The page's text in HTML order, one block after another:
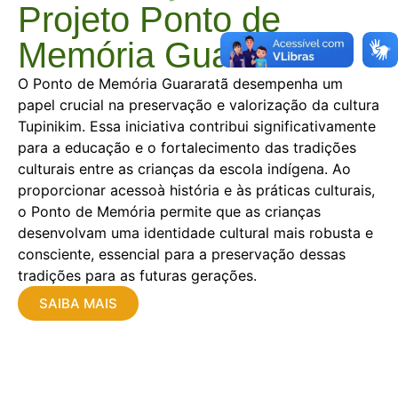
Projeto Ponto de
Memória Guararatã
O Ponto de Memória Guararatã desempenha um
papel crucial na preservação e valorização da cultura
Tupinikim. Essa iniciativa contribui significativamente
para a educação e o fortalecimento das tradições
culturais entre as crianças da escola indígena. Ao
proporcionar acessoà história e às práticas culturais,
o Ponto de Memória permite que as crianças
desenvolvam uma identidade cultural mais robusta e
consciente, essencial para a preservação dessas
tradições para as futuras gerações.
SAIBA MAIS